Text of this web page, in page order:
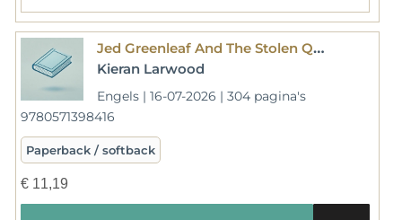
Jed Greenleaf And The Stolen Queen
Kieran Larwood
Engels | 16-07-2026 | 304 pagina's
9780571398416
Paperback / softback
€11,19